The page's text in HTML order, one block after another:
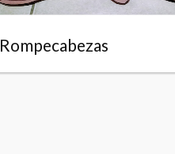
Rompecabezas